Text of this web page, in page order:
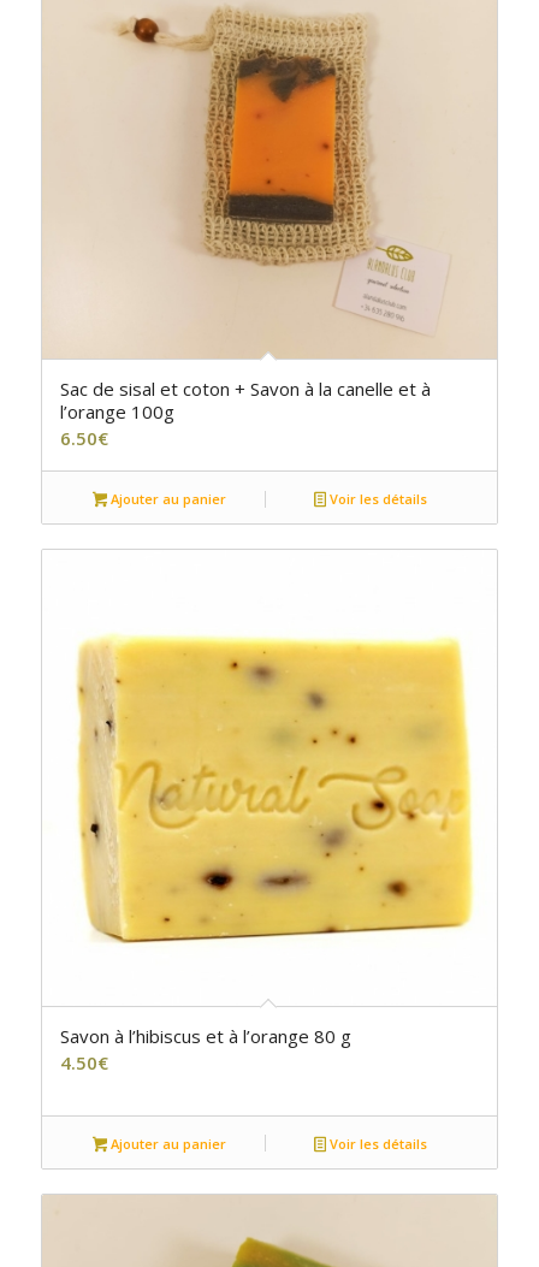
Sac de sisal et coton + Savon à la canelle et à
l’orange 100g
6.50€
Ajouter au panier Voir les détails
Savon à l’hibiscus et à l’orange 80 g
4.50€
Ajouter au panier Voir les détails